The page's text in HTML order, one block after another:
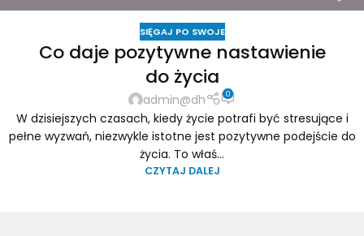
SIĘGAJ PO SWOJE
Co daje pozytywne nastawienie
do życia
admin@dh 0
W dzisiejszych czasach, kiedy życie potrafi być stresujące i
pełne wyzwań, niezwykle istotne jest pozytywne podejście do
życia. To właś...
CZYTAJ DALEJ